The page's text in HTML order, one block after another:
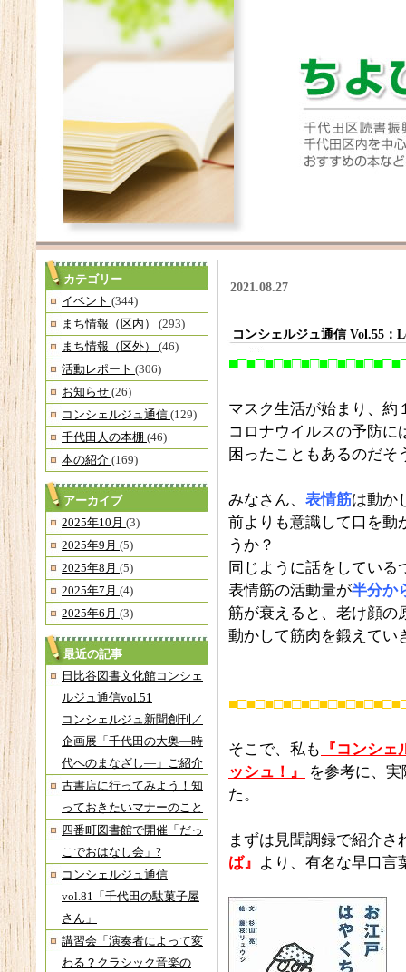
カテゴリー
イベント (344)
まち情報（区内） (293)
まち情報（区外） (46)
活動レポート (306)
お知らせ (26)
コンシェルジュ通信 (129)
千代田人の本棚 (46)
本の紹介 (169)
アーカイブ
2025年10月 (3)
2025年9月 (5)
2025年8月 (5)
2025年7月 (4)
2025年6月 (3)
最近の記事
日比谷図書文化館コンシェ
ルジュ通信vol.51
コンシェルジュ新聞創刊／
企画展「千代田の大奥―時
代へのまなざし―」ご紹介
古書店に行ってみよう！知
っておきたいマナーのこと
四番町図書館で開催「だっ
こでおはなし会」?
コンシェルジュ通信
vol.81「千代田の駄菓子屋
さん」
講習会「演奏者によって変
わる？クラシック音楽の
2021.08.27
コンシェルジュ通信 Vol.55：
マスク生活が始まり、約
コロナウイルスの予防に
困ったこともあるのだそ
みなさん、 表情筋は動か
前よりも意識して口を動
うか？
同じように話をしている
表情筋の活動量が半分か
筋が衰えると、老け顔の
動かして筋肉を鍛えてい
そこで、私も
『コンシ
ッシュ！』
を参考に、
た。
まずは見聞調録で紹介さ
ば』 より、有名な早口言